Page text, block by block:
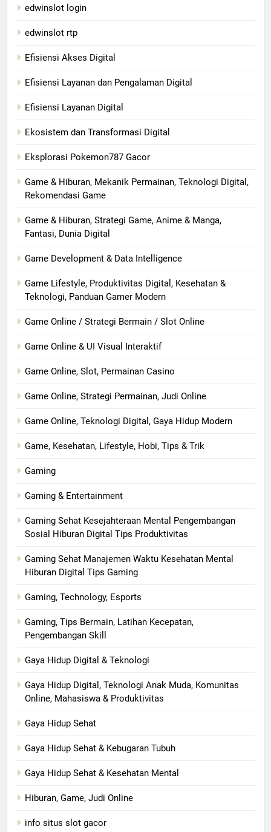
edwinslot login
edwinslot rtp
Efisiensi Akses Digital
Efisiensi Layanan dan Pengalaman Digital
Efisiensi Layanan Digital
Ekosistem dan Transformasi Digital
Eksplorasi Pokemon787 Gacor
Game & Hiburan, Mekanik Permainan, Teknologi Digital,
Rekomendasi Game
Game & Hiburan, Strategi Game, Anime & Manga,
Fantasi, Dunia Digital
Game Development & Data Intelligence
Game Lifestyle, Produktivitas Digital, Kesehatan &
Teknologi, Panduan Gamer Modern
Game Online / Strategi Bermain / Slot Online
Game Online & UI Visual Interaktif
Game Online, Slot, Permainan Casino
Game Online, Strategi Permainan, Judi Online
Game Online, Teknologi Digital, Gaya Hidup Modern
Game, Kesehatan, Lifestyle, Hobi, Tips & Trik
Gaming
Gaming & Entertainment
Gaming Sehat Kesejahteraan Mental Pengembangan
Sosial Hiburan Digital Tips Produktivitas
Gaming Sehat Manajemen Waktu Kesehatan Mental
Hiburan Digital Tips Gaming
Gaming, Technology, Esports
Gaming, Tips Bermain, Latihan Kecepatan,
Pengembangan Skill
Gaya Hidup Digital & Teknologi
Gaya Hidup Digital, Teknologi Anak Muda, Komunitas
Online, Mahasiswa & Produktivitas
Gaya Hidup Sehat
Gaya Hidup Sehat & Kebugaran Tubuh
Gaya Hidup Sehat & Kesehatan Mental
Hiburan, Game, Judi Online
info situs slot gacor